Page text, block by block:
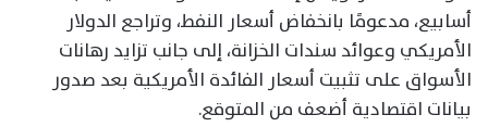
أسابيع، مدعومًا بانخفاض أسعار النفط، وتراجع الدولار
الأمريكي وعوائد سندات الخزانة، إلى جانب تزايد رهانات
الأسواق على تثبيت أسعار الفائدة الأمريكية بعد صدور
بيانات اقتصادية أضعف من المتوقع.